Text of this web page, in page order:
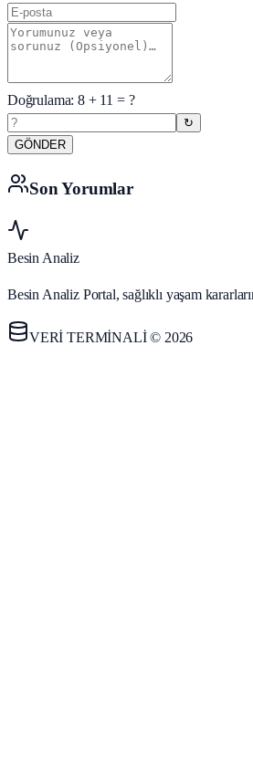
Doğrulama:8+ 11 = ?
↻
GÖNDER
Son Yorumlar
Besin Analiz
Besin Analiz Portal, sağlıklı yaşam
VERİ TERMİNALİ © 2026